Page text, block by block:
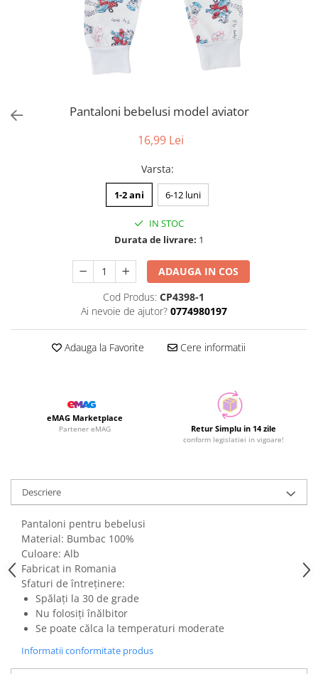
Pantaloni bebelusi model aviator
16,99 Lei
Varsta:
1-2 ani 6-12 luni
IN STOC
Durata de livrare: 1
ADAUGA IN COS
Cod Produs: CP4398-1
Ai nevoie de ajutor? 0774980197
Adauga la Favorite Cere informatii
eMAG Marketplace
Partener eMAG Retur Simplu in 14 zile
conform legislatiei in vigoare!
Descriere
Pantaloni pentru bebelusi
Material: Bumbac 100%
Culoare: Alb
Fabricat in Romania
Sfaturi de întreținere:
Spălați la 30 de grade
Nu folosiți înălbitor
Se poate călca la temperaturi moderate
Informatii conformitate produs